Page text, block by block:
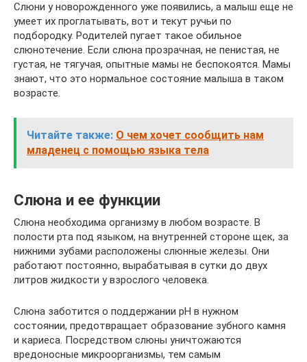
Слюни у новорожденного уже появились, а малыш еще не
умеет их проглатывать, вот и текут ручьи по
подбородку. Родителей пугает такое обильное
слюнотечение. Если слюна прозрачная, не пенистая, не
густая, не тягучая, опытные мамы не беспокоятся. Мамы
знают, что это нормальное состояние малыша в таком
возрасте.
Читайте также: О чем хочет сообщить нам
младенец с помощью языка тела
Слюна и ее функции
Слюна необходима организму в любом возрасте. В
полости рта под языком, на внутренней стороне щек, за
нижними зубами расположены слюнные железы. Они
работают постоянно, вырабатывая в сутки до двух
литров жидкости у взрослого человека.
Слюна заботится о поддержании рН в нужном
состоянии, предотвращает образование зубного камня
и кариеса. Посредством слюны уничтожаются
вредоносные микроорганизмы, тем самым